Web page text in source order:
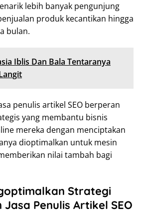
lebih banyak pengunjung
produk kecantikan hingga
bulan.
Iblis Dan Bala Tentaranya
penulis artikel SEO berperan
yang membantu bisnis
mereka dengan menciptakan
dioptimalkan untuk mesin
nilai tambah bagi
Strategi
Penulis Artikel SEO